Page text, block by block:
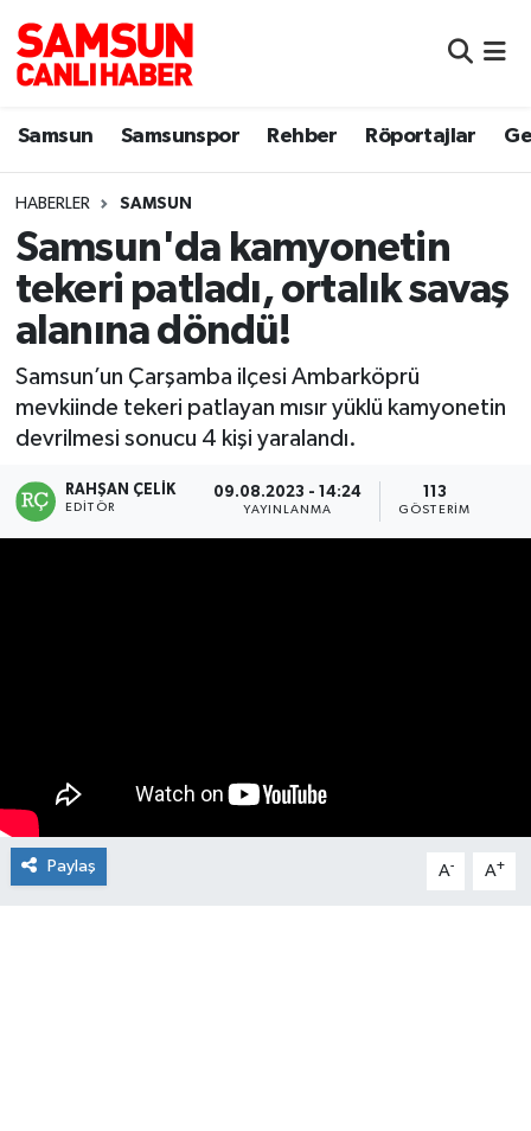
Samsun Samsunspor Rehber Röportajlar
HABERLER SAMSUN
Samsun'da kamyonetin
tekeri patladı, ortalık savaş
alanına döndü!
Samsun’un Çarşamba ilçesi Ambarköprü
mevkiinde tekeri patlayan mısır yüklü kamyonetin
devrilmesi sonucu 4 kişi yaralandı.
RAHŞAN ÇELIK
EDITÖR
09.08.2023 - 14:24
YAYINLANMA
113
GÖSTERIM
Paylaş A- A+
Samsun
Sokak Röportajları
Genel
Dünya
Sağlık
Yemek
Samsun Nöbetçi Eczaneler
Samsun Hava Durumu
Samsun Namaz Vakitleri
Samsun Trafik Yoğunluk Haritası
Süper Lig Puan Durumu ve Fikstür
Tüm Manşetler
Son Dakika Haberleri
Haber Arşivi